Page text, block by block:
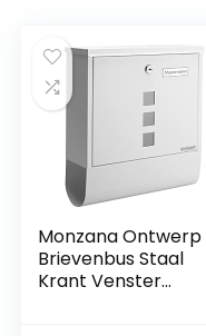
Monzana Ontwerp
Brievenbus Staal
Krant Venster